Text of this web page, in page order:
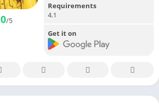
0/5
Requirements
4.1
Get it on